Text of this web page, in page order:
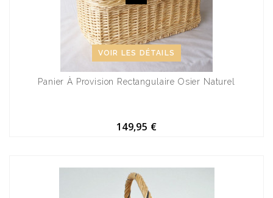
VOIR LES DÉTAILS
Panier À Provision Rectangulaire Osier Naturel
149,95 €